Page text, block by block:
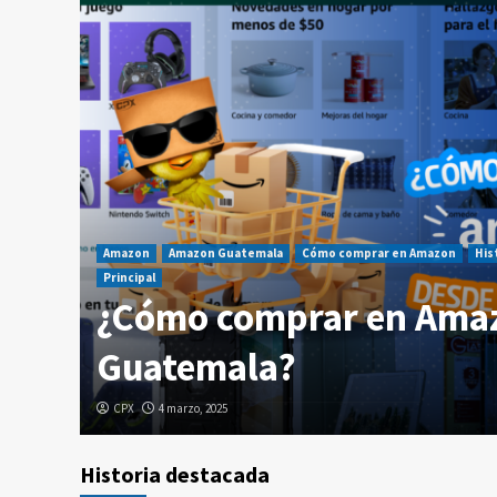
Amazon Amazon Guatemala Cómo comprar en Amazon
Principal
¿Cómo comprar en
Guatemala?
CPX 4 marzo, 2025
Historia destacada